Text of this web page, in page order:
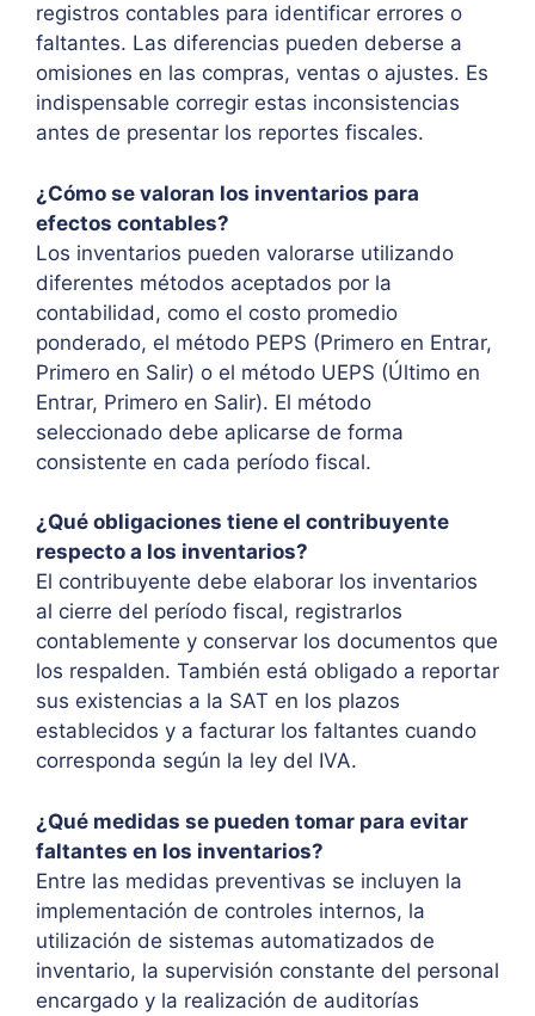
registros contables para identificar errores o
faltantes. Las diferencias pueden deberse a
omisiones en las compras, ventas o ajustes. Es
indispensable corregir estas inconsistencias
antes de presentar los reportes fiscales.
¿Cómo se valoran los inventarios para
efectos contables?
Los inventarios pueden valorarse utilizando
diferentes métodos aceptados por la
contabilidad, como el costo promedio
ponderado, el método PEPS (Primero en Entrar,
Primero en Salir) o el método UEPS (Último en
Entrar, Primero en Salir). El método
seleccionado debe aplicarse de forma
consistente en cada período fiscal.
¿Qué obligaciones tiene el contribuyente
respecto a los inventarios?
El contribuyente debe elaborar los inventarios
al cierre del período fiscal, registrarlos
contablemente y conservar los documentos que
los respalden. También está obligado a reportar
sus existencias a la SAT en los plazos
establecidos y a facturar los faltantes cuando
corresponda según la ley del IVA.
¿Qué medidas se pueden tomar para evitar
faltantes en los inventarios?
Entre las medidas preventivas se incluyen la
implementación de controles internos, la
utilización de sistemas automatizados de
inventario, la supervisión constante del personal
encargado y la realización de auditorías